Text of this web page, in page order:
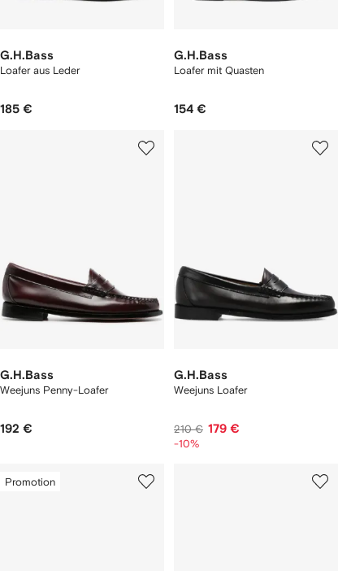
G.H.Bass
Loafer aus Leder
185 €
G.H.Bass
Loafer mit Quasten
154 €
G.H.Bass
Weejuns Penny-Loafer
192 €
G.H.Bass
Weejuns Loafer
210 € 179 €
-10%
Promotion